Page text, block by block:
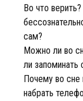
Во что
сам?
Можно ли во
ли запоминать
Почему во сне
набрать